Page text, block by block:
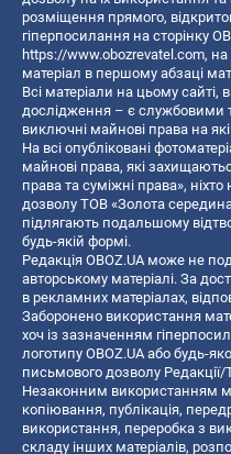
розміщення прямого,
гіперпосилання на сторінку
https://www.obozrevatel.com,
матеріал в першому абзаці
Всі матеріали на цьому сайті,
дослідження – є службовими
виключні майнові права на
На всі опубліковані
майнові права, які
права та суміжні права»,
дозволу ТОВ «Золота
підлягають подальшому
будь-якій формі.
Редакція OBOZ.UA може не
авторському матеріалі. За
в рекламних матеріалах,
Заборонено використання
хоч із зазначенням
логотипу OBOZ.UA або будь-
письмового дозволу
Незаконним використанням
копiювання, публiкацiя,
використання, переробка з
складу інших матеріалів,